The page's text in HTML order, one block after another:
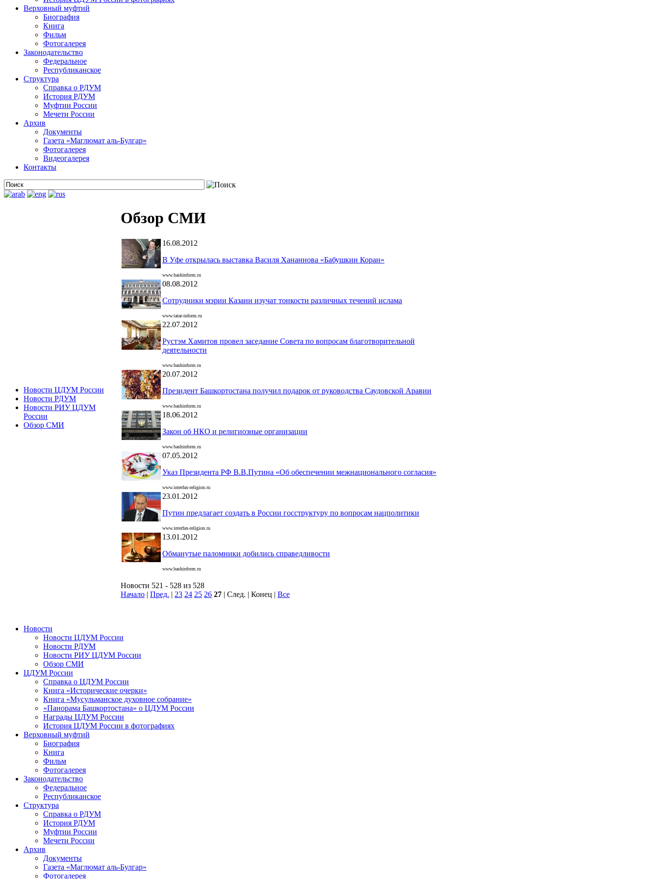
Верховный муфтий
Биография
Книга
Фильм
Фотогалерея
Законодательство
Федеральное
Республиканское
Структура
Справка о РДУМ
История РДУМ
Муфтии России
Мечети России
Архив
Документы
Газета «Маглюмат аль-Булгар»
Фотогалерея
Видеогалерея
Контакты
Новости ЦДУМ России
Новости РДУМ
Новости РИУ ЦДУМ
России
Обзор СМИ
Обзор СМИ
16.08.2012
В Уфе открылась выставка Василя Хананнова «Бабушкин Коран»
www.bashinform.ru
08.08.2012
Сотрудники мэрии Казани изучат тонкости различных течений ислама
www.tatar-inform.ru
22.07.2012
Рустэм Хамитов провел заседание Совета по вопросам благотворительной
деятельности
www.bashinform.ru
20.07.2012
Президент Башкортостана получил подарок от руководства Саудовской Аравии
www.bashinform.ru
18.06.2012
Закон об НКО и религиозные организации
www.bashinform.ru
07.05.2012
Указ Президента РФ В.В.Путина «Об обеспечении межнационального согласия»
www.interfax-religion.ru
23.01.2012
Путин предлагает создать в России госструктуру по вопросам нацполитики
www.interfax-religion.ru
13.01.2012
Обманутые паломники добились справедливости
www.bashinform.ru
Новости 521 - 528 из 528
Начало | Пред. | 23 24 25 26 27 | След. | Конец | Все
Новости
Новости ЦДУМ России
Новости РДУМ
Новости РИУ ЦДУМ России
Обзор СМИ
ЦДУМ России
Справка о ЦДУМ России
Книга «Исторические очерки»
Книга «Мусульманское духовное собрание»
«Панорама Башкортостана» о ЦДУМ России
Награды ЦДУМ России
История ЦДУМ России в фотографиях
Верховный муфтий
Биография
Книга
Фильм
Фотогалерея
Законодательство
Федеральное
Республиканское
Структура
Справка о РДУМ
История РДУМ
Муфтии России
Мечети России
Архив
Документы
Газета «Маглюмат аль-Булгар»
Фотогалерея